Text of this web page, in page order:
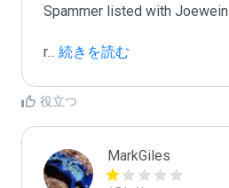
Spammer listed with Joewein
r... 続きを読む
役立つ
MarkGiles